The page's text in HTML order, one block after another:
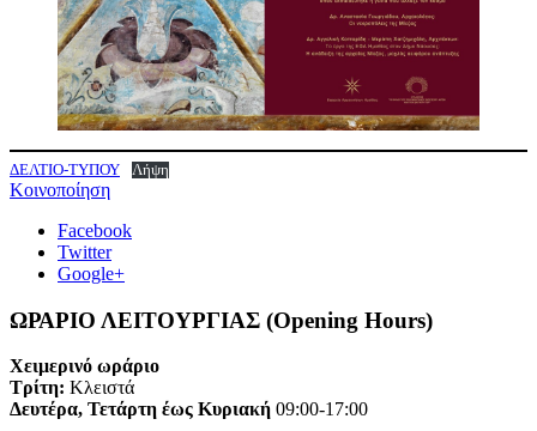
ΔΕΛΤΙΟ-ΤΥΠΟΥ Λήψη
Κοινοποίηση
Facebook
Twitter
Google+
ΩΡΑΡΙΟ ΛΕΙΤΟΥΡΓΙΑΣ (Opening Hours)
Χειμερινό ωράριο
Τρίτη: Κλειστά
Δευτέρα, Τετάρτη έως Κυριακή 09:00-17:00